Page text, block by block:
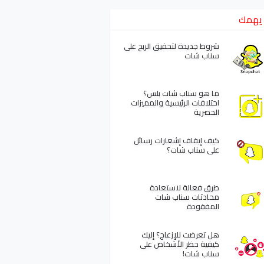
شروط جديدة لتحقيق الربح على
سناب شات
ما هو سناب شات بلس؟
اختلافات الرئيسية والمميزات
الحصرية
كيف إيقاف إشعارات رسائل
على سناب شات؟
طرق فعالة لاستعادة
محادثات سناب شات
المفقودة
هل تعرضت للإزعاج؟ إليك
كيفية حظر الأشخاص على
سناب شات!